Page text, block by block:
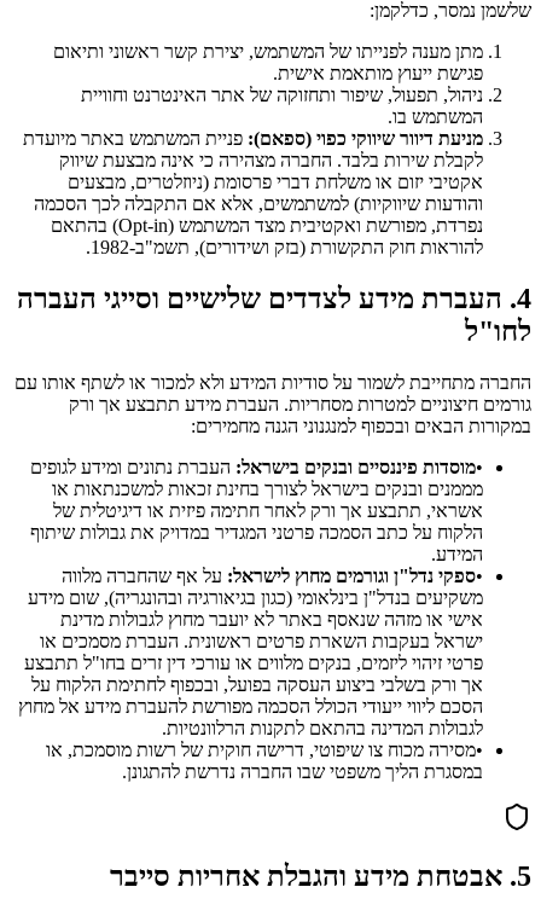
שלשמן נמסר, כדלקמן:
מתן מענה לפנייתו של המשתמש, יצירת קשר ראשוני ותיאום
פגישת ייעוץ מותאמת אישית.
ניהול, תפעול, שיפור ותחזוקה של אתר האינטרנט וחוויית
המשתמש בו.
מניעת דיוור שיווקי כפוי (ספאם): פניית המשתמש באתר מיועדת
לקבלת שירות בלבד. החברה מצהירה כי אינה מבצעת שיווק
אקטיבי יזום או משלחת דברי פרסומת (ניוזלטרים, מבצעים
והודעות שיווקיות) למשתמשים, אלא אם התקבלה לכך הסכמה
נפרדת, מפורשת ואקטיבית מצד המשתמש (Opt-in) בהתאם
להוראות חוק התקשורת (בזק ושידורים), תשמ"ב-1982.
4. העברת מידע לצדדים שלישיים וסייגי העברה
לחו"ל
החברה מתחייבת לשמור על סודיות המידע ולא למכור או לשתף אותו עם
גורמים חיצוניים למטרות מסחריות. העברת מידע תתבצע אך ורק
במקורות הבאים ובכפוף למנגנוני הגנה מחמירים:
•מוסדות פיננסיים ובנקים בישראל: העברת נתונים ומידע לגופים
מממנים ובנקים בישראל לצורך בחינת זכאות למשכנתאות או
אשראי, תתבצע אך ורק לאחר חתימה פיזית או דיגיטלית של
הלקוח על כתב הסמכה פרטני המגדיר במדויק את גבולות שיתוף
המידע.
•ספקי נדל"ן וגורמים מחוץ לישראל: על אף שהחברה מלווה
משקיעים בנדל"ן בינלאומי (כגון בגיאורגיה ובהונגריה), שום מידע
אישי או מזהה שנאסף באתר לא יועבר מחוץ לגבולות מדינת
ישראל בעקבות השארת פרטים ראשונית. העברת מסמכים או
פרטי זיהוי ליזמים, בנקים מלווים או עורכי דין זרים בחו"ל תתבצע
אך ורק בשלבי ביצוע העסקה בפועל, ובכפוף לחתימת הלקוח על
הסכם ליווי ייעודי הכולל הסכמה מפורשת להעברת מידע אל מחוץ
לגבולות המדינה בהתאם לתקנות הרלוונטיות.
•מסירה מכוח צו שיפוטי, דרישה חוקית של רשות מוסמכת, או
במסגרת הליך משפטי שבו החברה נדרשת להתגונן.
5. אבטחת מידע והגבלת אחריות סייבר